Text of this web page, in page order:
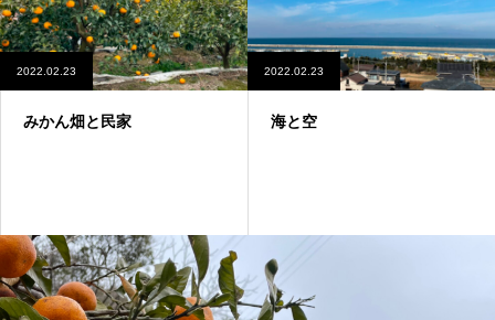
2022.02.23
みかん畑と民家
2022.02.23
海と空